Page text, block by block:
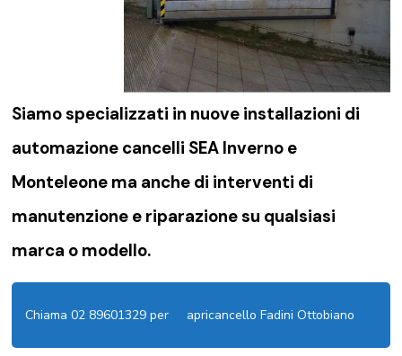
Siamo specializzati in nuove installazioni di
automazione cancelli SEA Inverno e
Monteleone ma anche di interventi di
manutenzione e riparazione su qualsiasi
marca o modello.
Chiama 02 89601329 per apricancello Fadini Ottobiano